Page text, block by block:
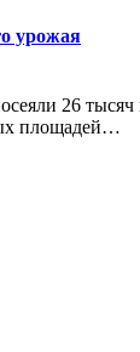
урожая
26
площадей…